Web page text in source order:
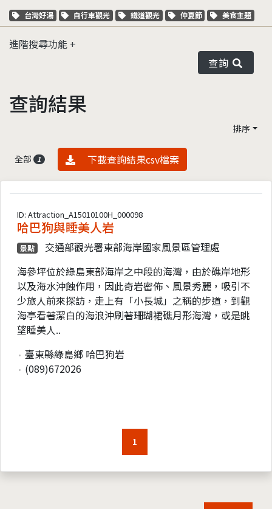
關鍵字標籤
台灣好湯 關鍵字標籤
自行車觀光 關鍵字標籤
鐵道觀光 關鍵字標籤
仲夏節 關鍵字標籤
美食主題
進階搜尋功能
查詢
查詢結果
排序
全部 1 資料下載
下載查詢結果csv檔案
ID: Attraction_A15010100H_000098
哈巴狗與睡美人岩
景點
交通部觀光署東部海岸國家風景區管理處
海參坪位於綠島東部海岸之中段的海灣，由於礁岸地形
以及海水沖蝕作用，因此奇岩密佈、風景秀麗，吸引不
少旅人前來探訪，走上有「小長城」之稱的步道，到觀
海亭看著潔白的海浪沖刷著珊瑚裙礁月形海灣，或是眺
望睡美人..
臺東縣綠島鄉 哈巴狗岩
(089)672026
1